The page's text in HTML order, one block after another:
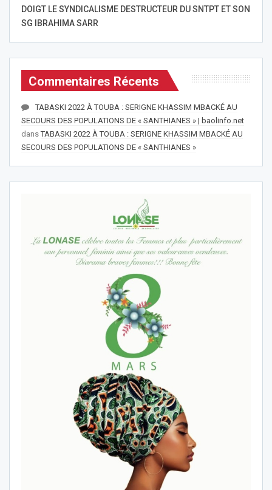
DOIGT LE SYNDICALISME DESTRUCTEUR DU SNTPT ET SON
SG IBRAHIMA SARR
Commentaires Récents
TABASKI 2022 À TOUBA : SERIGNE KHASSIM MBACKÉ AU
SECOURS DES POPULATIONS DE « SANTHIANES » | baolinfo.net
dansTABASKI 2022 À TOUBA : SERIGNE KHASSIM MBACKÉ AU
SECOURS DES POPULATIONS DE « SANTHIANES »